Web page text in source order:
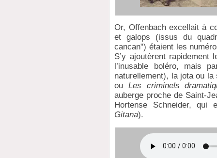
Or, Offenbach excellait à
et galops (issus du
cancan") étaient les
S’y ajoutèrent rapidement
l’inusable boléro, mais
naturellement), la jota ou
ou Les criminels
auberge proche de Saint-
Hortense Schneider,
Gitana).